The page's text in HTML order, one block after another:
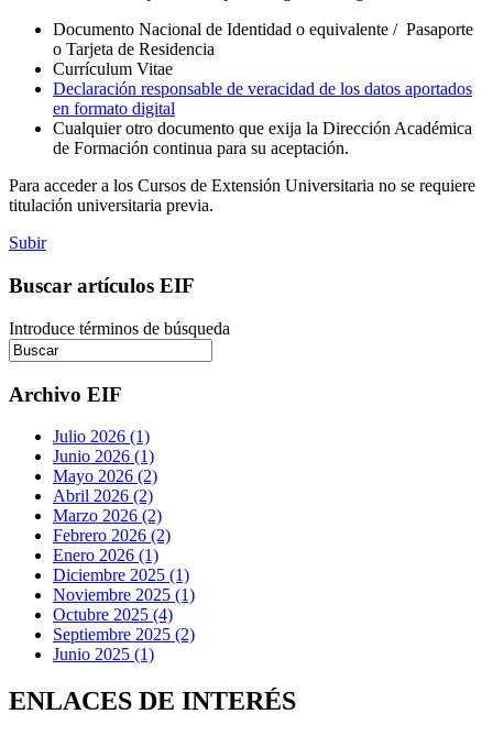
Documento Nacional de Identidad o equivalente / Pasaporte
o Tarjeta de Residencia
Currículum Vitae
Declaración responsable de veracidad de los datos aportados
en formato digital
Cualquier otro documento que exija la Dirección Académica
de Formación continua para su aceptación.
Para acceder a los Cursos de Extensión Universitaria no se requiere
titulación universitaria previa.
Subir
Buscar artículos EIF
Introduce términos de búsqueda
Archivo EIF
Julio 2026 (1)
Junio 2026 (1)
Mayo 2026 (2)
Abril 2026 (2)
Marzo 2026 (2)
Febrero 2026 (2)
Enero 2026 (1)
Diciembre 2025 (1)
Noviembre 2025 (1)
Octubre 2025 (4)
Septiembre 2025 (2)
Junio 2025 (1)
ENLACES DE INTERÉS